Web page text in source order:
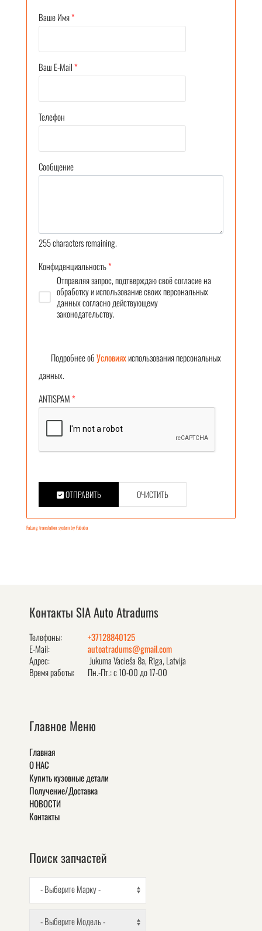
Ваше Имя*
Ваш E-Mail*
Телефон
Сообщение
255characters remaining.
Конфиденциальность*
Отправляя запрос, подтверждаю своё согласие на
обработку и использование своих персональных
данных согласно действующему
законодательству.
Подробнее обУсловияхиспользования персональных
данных.
ANTISPAM*
ОТПРАВИТЬ ОЧИСТИТЬ
FaLang translation system by Faboba
Контакты SIA Auto Atradums
Телефоны:
+37128840125
E-Mail:
autoatradums@gmail.com
Адрес:
Jukuma Vacieša 8a, Rīga, Latvija
Время работы:
Пн.-Пт.: с 10-00 до 17-00
Главное Меню
Главная
О НАС
Купить кузовные детали
Получение/Доставка
НОВОСТИ
Контакты
Поиск запчастей
- Выберите Марку -
- Выберите Модель -